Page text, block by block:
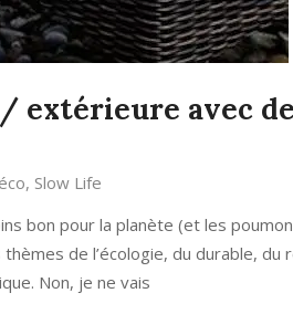
extérieure avec
, Slow Life
bon pour la planète (et les
de l’écologie, du durable, du
Non, je ne vais